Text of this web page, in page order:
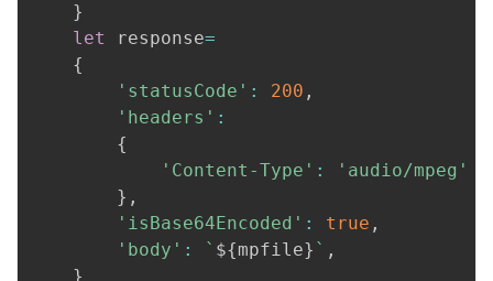
}
let
response=
{
'statusCode' : 200 ,
'headers' :
{
'Content-Type' :
'audio/mpeg'
} ,
'isBase64Encoded' : true ,
'body' : ` ${mpfile} ` ,
}